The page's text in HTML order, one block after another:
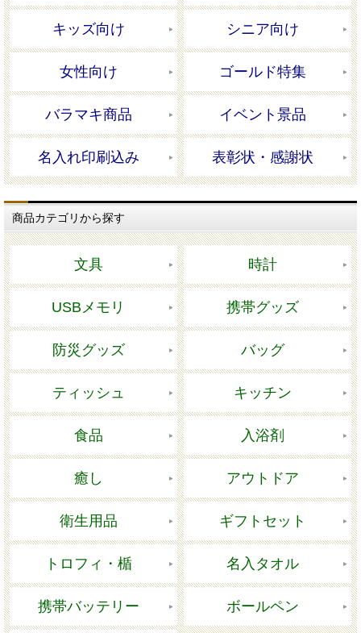
キッズ向け シニア向け
女性向け ゴールド特集
バラマキ商品 イベント景品
名入れ印刷込み 表彰状・感謝状
商品カテゴリから探す
文具 時計
USBメモリ 携帯グッズ
防災グッズ バッグ
ティッシュ キッチン
食品 入浴剤
癒し アウトドア
衛生用品 ギフトセット
トロフィ・楯 名入タオル
携帯バッテリー ボールペン